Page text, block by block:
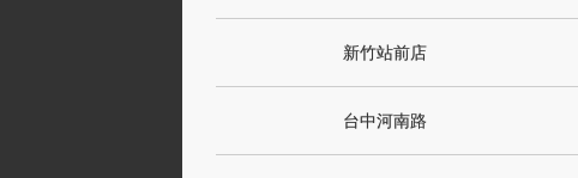
新竹站前店
台中河南路